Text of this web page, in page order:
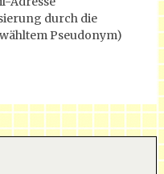
durch die
Pseudonym)